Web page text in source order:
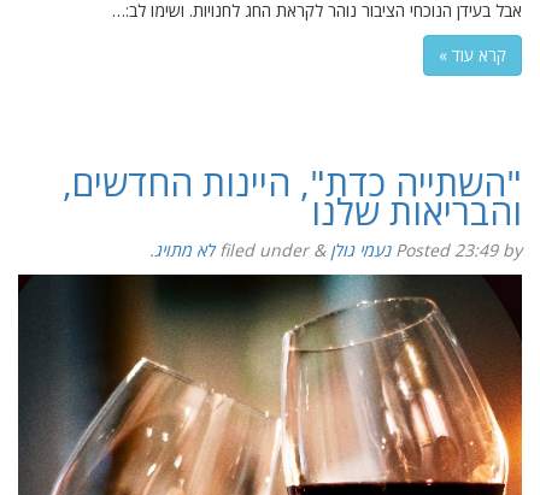
אבל בעידן הנוכחי הציבור נוהר לקראת החג לחנויות. ושימו לב:…
קרא עוד »
"השתייה כדת", היינות החדשים,
והבריאות שלנו
Posted23:49by נעמי גולן &
filed under לא מתויג.